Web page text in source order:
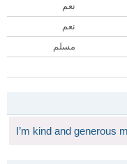
نعم
نعم
مسلم
I’m kind and generous